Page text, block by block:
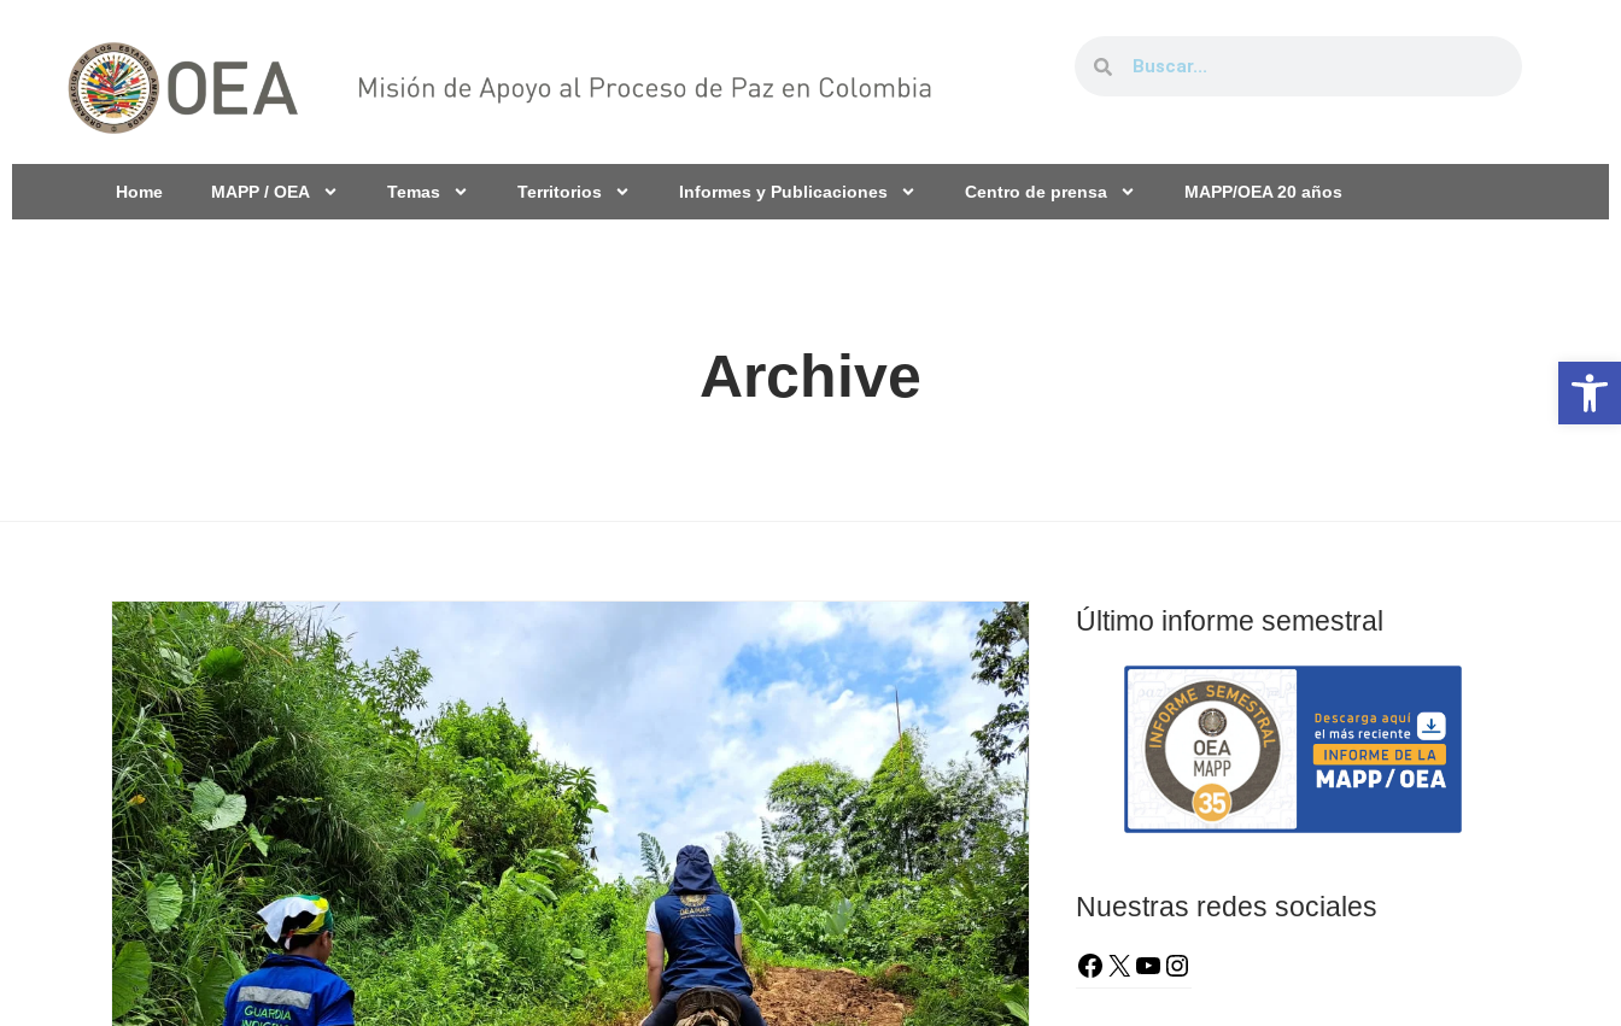
Home MAPP / OEA Temas Territorios Informes y Publicaciones Centro de prensa MAPP/OEA 20 años
Archive
Último informe semestral
Nuestras redes sociales